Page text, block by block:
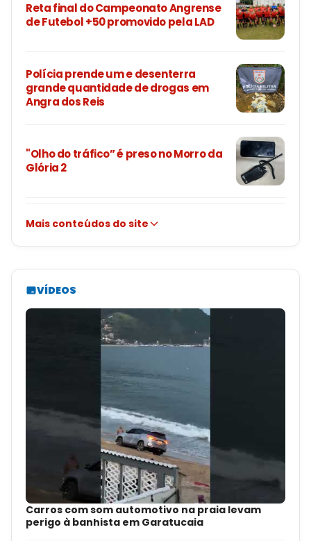
Reta final do Campeonato Angrense
de Futebol +50 promovido pela LAD
Polícia prende um e desenterra
grande quantidade de drogas em
Angra dos Reis
"Olho do tráfico” é preso no Morro da
Glória 2
Mais conteúdos do site
VÍDEOS
Carros com som automotivo na praia levam
perigo à banhista em Garatucaia